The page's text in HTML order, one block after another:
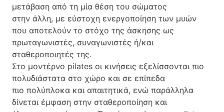
μετάβαση από τη μία θέση του σώματος
στην άλλη, με εύστοχη ενεργοποίηση των μυών
που αποτελούν το στόχο της άσκησης ως
πρωταγωνιστές, συναγωνιστές ή/και
σταθεροποιητές της.
Στο μοντέρνο pilates οι κινήσεις εξελίσσονται πιο
πολυδιάστατα στο χώρο και σε επίπεδα
πιο πολύπλοκα και απαιτητικά, ενώ παράλληλα
δίνεται έμφαση στην σταθεροποίηση και